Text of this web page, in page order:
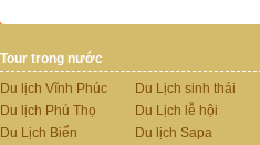
Tour trong nước
Du lịch Vĩnh Phúc
Du lịch Phú Thọ
Du Lịch Biển
Du Lịch sinh thái
Du Lịch lễ hội
Du lịch Sapa